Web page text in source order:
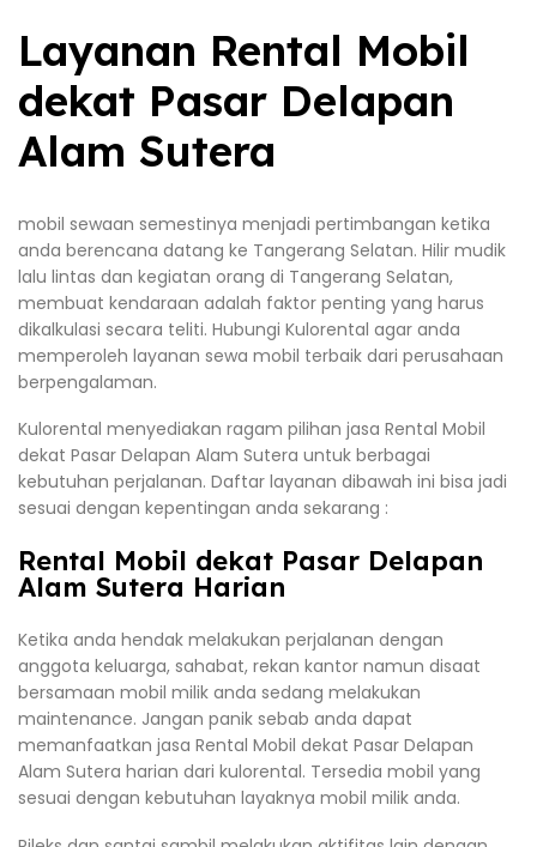
Layanan Rental Mobil
dekat Pasar Delapan
Alam Sutera
mobil sewaan semestinya menjadi pertimbangan ketika
anda berencana datang ke Tangerang Selatan. Hilir mudik
lalu lintas dan kegiatan orang di Tangerang Selatan,
membuat kendaraan adalah faktor penting yang harus
dikalkulasi secara teliti. Hubungi Kulorental agar anda
memperoleh layanan sewa mobil terbaik dari perusahaan
berpengalaman.
Kulorental menyediakan ragam pilihan jasa Rental Mobil
dekat Pasar Delapan Alam Sutera untuk berbagai
kebutuhan perjalanan. Daftar layanan dibawah ini bisa jadi
sesuai dengan kepentingan anda sekarang :
Rental Mobil dekat Pasar Delapan
Alam Sutera Harian
Ketika anda hendak melakukan perjalanan dengan
anggota keluarga, sahabat, rekan kantor namun disaat
bersamaan mobil milik anda sedang melakukan
maintenance. Jangan panik sebab anda dapat
memanfaatkan jasa Rental Mobil dekat Pasar Delapan
Alam Sutera harian dari kulorental. Tersedia mobil yang
sesuai dengan kebutuhan layaknya mobil milik anda.